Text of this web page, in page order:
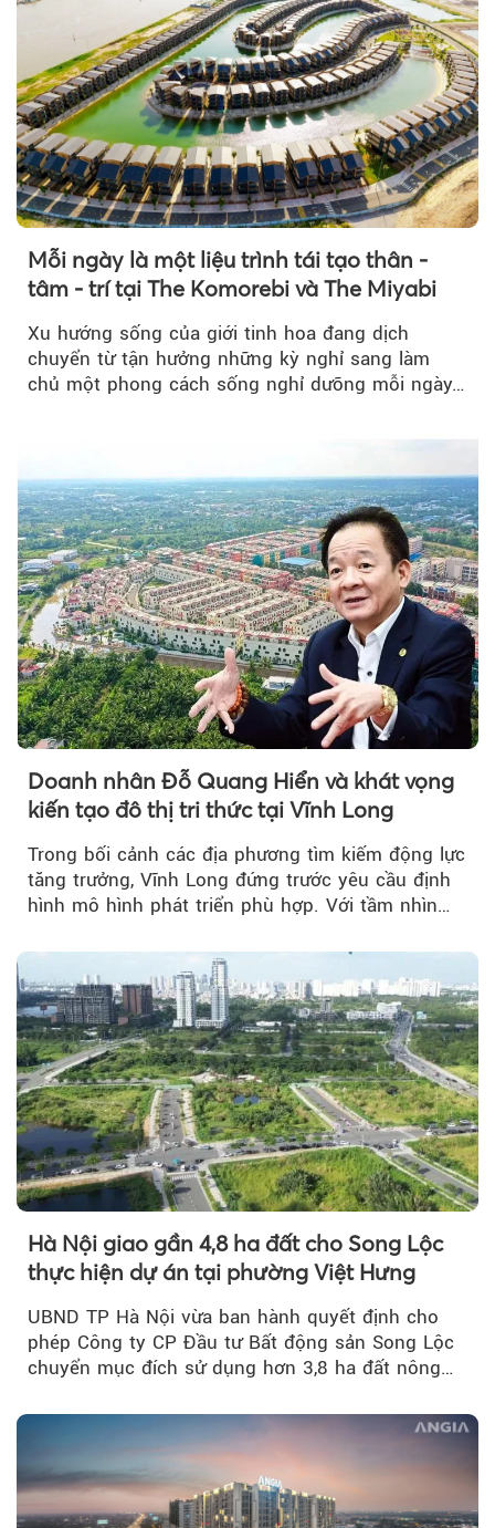
Mỗi ngày là một liệu trình tái tạo thân -
tâm - trí tại The Komorebi và The Miyabi
Xu hướng sống của giới tinh hoa đang dịch
chuyển từ tận hưởng những kỳ nghỉ sang làm
chủ một phong cách sống nghỉ dưỡng mỗi ngày…
Doanh nhân Đỗ Quang Hiển và khát vọng
kiến tạo đô thị tri thức tại Vĩnh Long
Trong bối cảnh các địa phương tìm kiếm động lực
tăng trưởng, Vĩnh Long đứng trước yêu cầu định
hình mô hình phát triển phù hợp. Với tầm nhìn
Hà Nội giao gần 4,8 ha đất cho Song Lộc
thực hiện dự án tại phường Việt Hưng
UBND TP Hà Nội vừa ban hành quyết định cho
phép Công ty CP Đầu tư Bất động sản Song Lộc
chuyển mục đích sử dụng hơn 3,8 ha đất nông